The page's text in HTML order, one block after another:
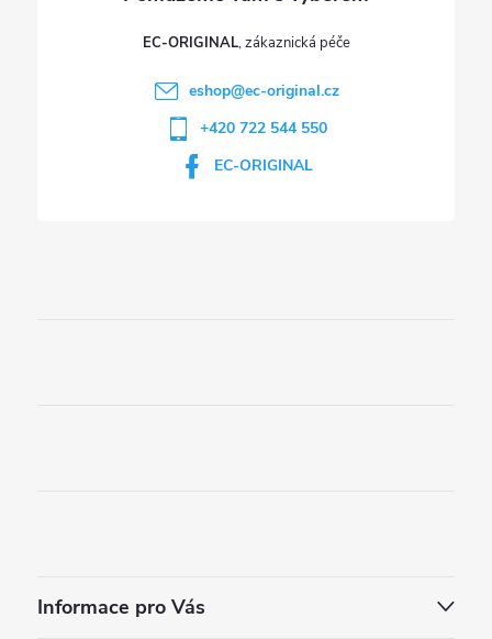
EC-ORIGINAL
eshop@ec-original.cz
+420 722 544 550
EC-ORIGINAL
Informace pro Vás